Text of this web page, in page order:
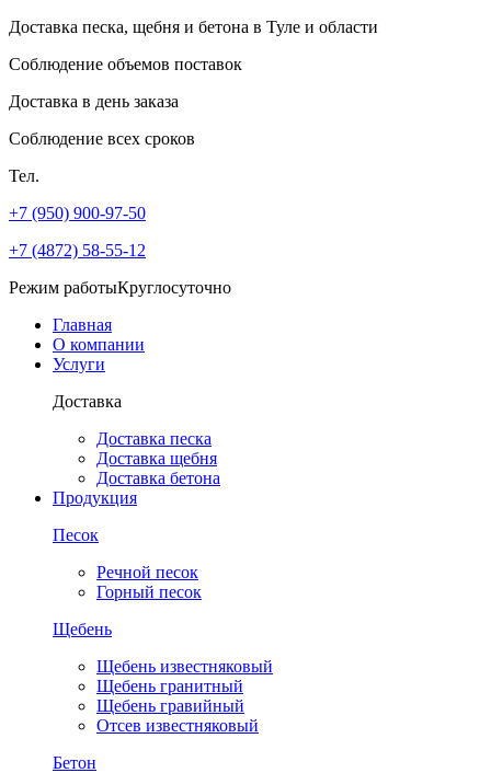
Доставка песка, щебня и бетона в Туле и области
Соблюдение объемов поставок
Доставка в день заказа
Соблюдение всех сроков
Тел.
+7 (950) 900-97-50
+7 (4872) 58-55-12
Режим работыКруглосуточно
Главная
О компании
Услуги
Доставка
Доставка песка
Доставка щебня
Доставка бетона
Продукция
Песок
Речной песок
Горный песок
Щебень
Щебень известняковый
Щебень гранитный
Щебень гравийный
Отсев известняковый
Бетон